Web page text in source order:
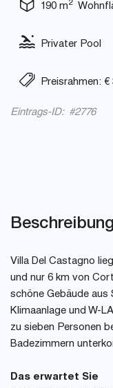
190 m2
Privater Pool
Preisrahmen: €
Eintrags-ID: #2776
Beschreibung
Villa Del Castagno
und nur 6 km von
schöne Gebäude aus
Klimaanlage und W-
zu sieben Personen
Badezimmern
Das erwartet Sie